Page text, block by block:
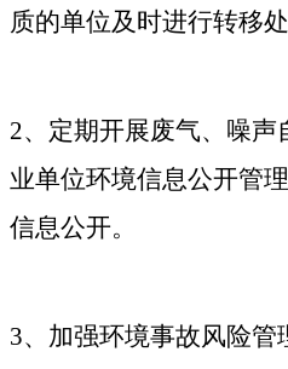
质的单位及时进行转移处
2、定期开展废气、噪
业单位环境信息公开管
信息公开。
3、加强环境事故风险